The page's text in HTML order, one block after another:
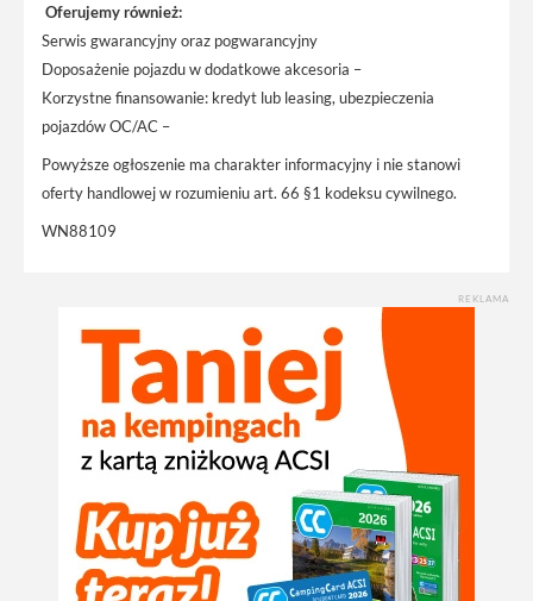
Oferujemy również:
Serwis gwarancyjny oraz pogwarancyjny
Doposażenie pojazdu w dodatkowe akcesoria –
Korzystne finansowanie: kredyt lub leasing, ubezpieczenia
pojazdów OC/AC –
Powyższe ogłoszenie ma charakter informacyjny i nie stanowi
oferty handlowej w rozumieniu art. 66 §1 kodeksu cywilnego.
WN88109
REKLAMA